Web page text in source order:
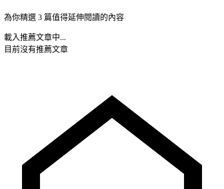
為你精選 3 篇值得延伸閱讀的內容
載入推薦文章中...
目前沒有推薦文章